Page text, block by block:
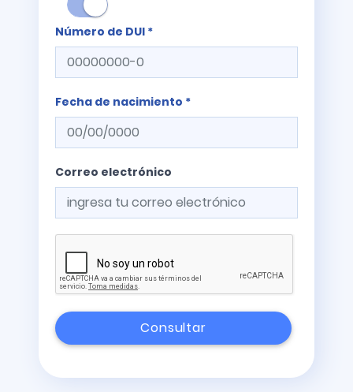
Número de DUI *
Fecha de nacimiento *
Correo electrónico